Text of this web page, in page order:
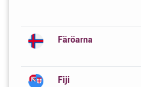
Färöarna
Fiji